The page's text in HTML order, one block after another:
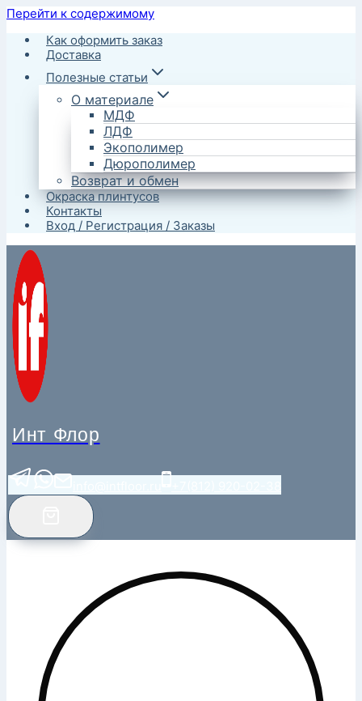
Перейти к содержимому
Как оформить заказ
Доставка
Полезные статьи
О материале
МДФ
ЛДФ
Экополимер
Дюрополимер
Возврат и обмен
Окраска плинтусов
Контакты
Вход / Регистрация / Заказы
Инт Флор